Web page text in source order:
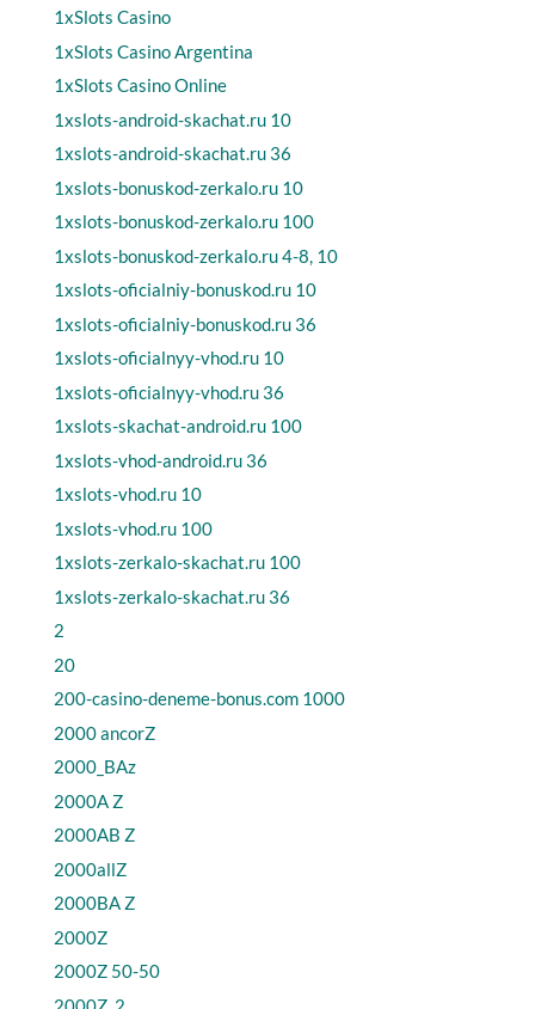
1xSlots Casino
1xSlots Casino Argentina
1xSlots Casino Online
1xslots-android-skachat.ru 10
1xslots-android-skachat.ru 36
1xslots-bonuskod-zerkalo.ru 10
1xslots-bonuskod-zerkalo.ru 100
1xslots-bonuskod-zerkalo.ru 4-8, 10
1xslots-oficialniy-bonuskod.ru 10
1xslots-oficialniy-bonuskod.ru 36
1xslots-oficialnyy-vhod.ru 10
1xslots-oficialnyy-vhod.ru 36
1xslots-skachat-android.ru 100
1xslots-vhod-android.ru 36
1xslots-vhod.ru 10
1xslots-vhod.ru 100
1xslots-zerkalo-skachat.ru 100
1xslots-zerkalo-skachat.ru 36
2
20
200-casino-deneme-bonus.com 1000
2000 ancorZ
2000_BAz
2000A Z
2000AB Z
2000allZ
2000BA Z
2000Z
2000Z 50-50